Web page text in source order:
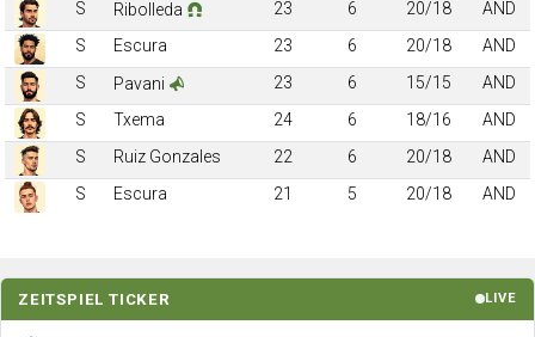
S
Ribolleda 23 6 20/18
AND
S
Escura 23 6 20/18
AND
S
Pavani 23 6 15/15
AND
S
Txema 24 6 18/16
AND
S
Ruiz Gonzales 22 6 20/18
AND
S
Escura 21 5 20/18 AND
ZEITSPIEL TICKER LIVE